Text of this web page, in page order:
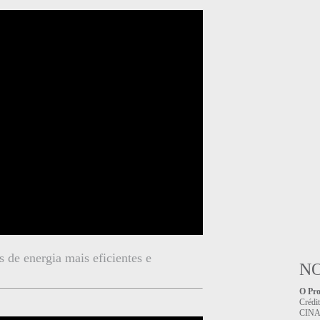
energia mais eficientes e
O